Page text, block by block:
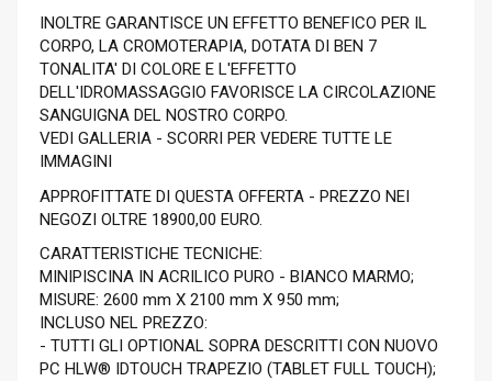
INOLTRE GARANTISCE UN EFFETTO BENEFICO PER IL
CORPO, LA CROMOTERAPIA, DOTATA DI BEN 7
TONALITA' DI COLORE E L'EFFETTO
DELL'IDROMASSAGGIO FAVORISCE LA CIRCOLAZIONE
SANGUIGNA DEL NOSTRO CORPO.
VEDI GALLERIA - SCORRI PER VEDERE TUTTE LE
IMMAGINI
APPROFITTATE DI QUESTA OFFERTA - PREZZO NEI
NEGOZI OLTRE 18900,00 EURO.
CARATTERISTICHE TECNICHE:
MINIPISCINA IN ACRILICO PURO - BIANCO MARMO;
MISURE: 2600 mm X 2100 mm X 950 mm;
INCLUSO NEL PREZZO:
- TUTTI GLI OPTIONAL SOPRA DESCRITTI CON NUOVO
PC HLW® IDTOUCH TRAPEZIO (TABLET FULL TOUCH);